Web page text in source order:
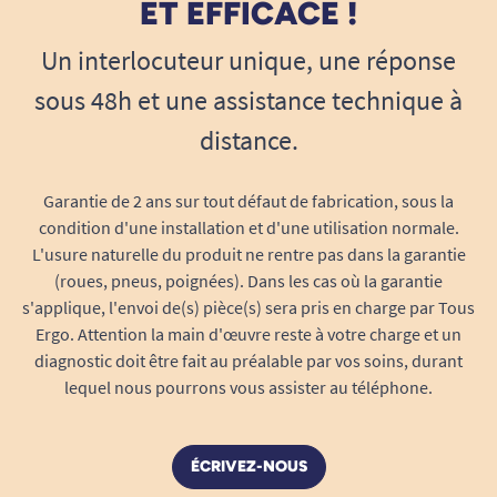
couleurs du monde magique. Le dessin fidèle,
coloré et détaillé ne passe pas inaperçu – pour
le plaisir des petits comme des grands fans de
simplicité
Un geste et c’est posé !La flasque Harry
Potter Dragon est conçue pour être
amovible et ultra-rapide à installer: 10
secondes suffisent !
Lafixation ingénieuses’adapte à la
plupart des roues standards (voir
compatibilité ci-dessous). Aucun outil
de look quand vous le voulez.
ET EFFICACE !
Un interlocuteur unique, une réponse
sous 48h et une assistance technique à
distance.
Garantie de 2 ans sur tout défaut de fabrication, sous la
condition d'une installation et d'une utilisation normale.
L'usure naturelle du produit ne rentre pas dans la garantie
(roues, pneus, poignées). Dans les cas où la garantie
s'applique, l'envoi de(s) pièce(s) sera pris en charge par Tous
Ergo. Attention la main d'œuvre reste à votre charge et un
diagnostic doit être fait au préalable par vos soins, durant
lequel nous pourrons vous assister au téléphone.
ÉCRIVEZ-NOUS